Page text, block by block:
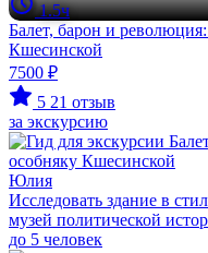
1.5ч
Балет, барон и
Кшесинской
7500 ₽
5 21 отзыв
за экскурсию
Юлия
Исследовать здание в
музей политической
до 5 человек